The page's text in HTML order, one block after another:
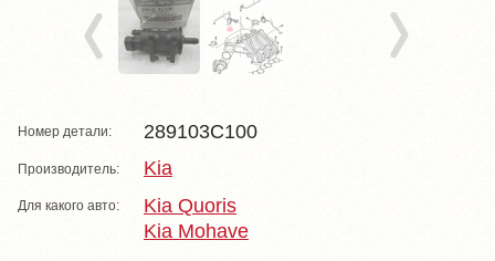
Номер детали: 289103C100
Производитель: Kia
Для какого авто:
Kia Quoris
Kia Mohave